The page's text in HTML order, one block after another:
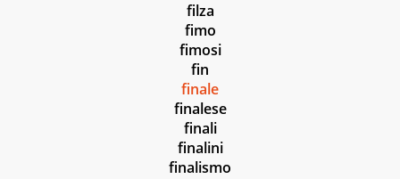
filza
fimo
fimosi
fin
finale
finalese
finali
finalini
finalismo